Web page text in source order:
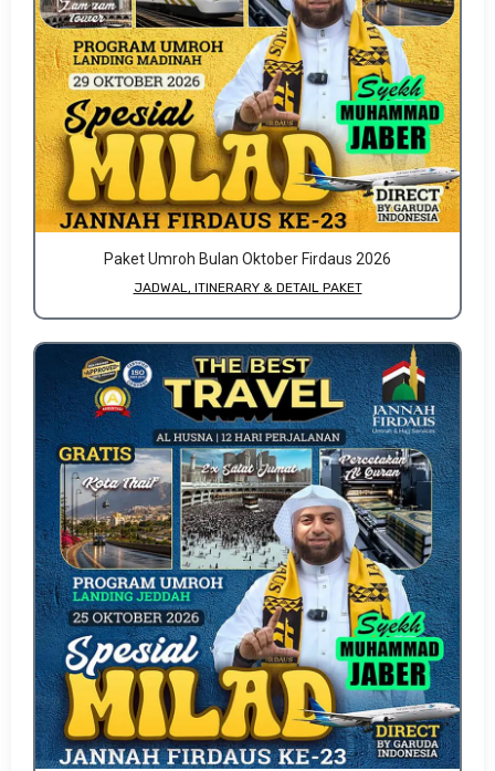
Paket Umroh Bulan Oktober Firdaus 2026
JADWAL, ITINERARY & DETAIL PAKET